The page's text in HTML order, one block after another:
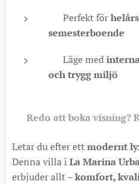
☀️ Perfekt för
semesterboende
🌍 Läge med
och trygg miljö
Redo att boka visning?
Letar du efter ettmodernt
Denna villa i La Marina
erbjuder allt –komfort,